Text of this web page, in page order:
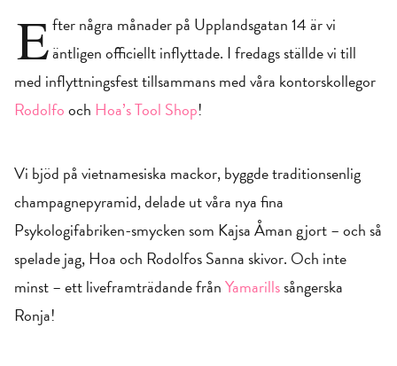
Efter några månader på Upplandsgatan 14 är vi
äntligen officiellt inflyttade. I fredags ställde vi till
med inflyttningsfest tillsammans med våra kontorskollegor
Rodolfooch Hoa’s Tool Shop!
Vi bjöd på vietnamesiska mackor, byggde traditionsenlig
champagnepyramid, delade ut våra nya fina
Psykologifabriken-smycken som Kajsa Åman gjort – och så
spelade jag, Hoa och Rodolfos Sanna skivor. Och inte
minst – ett liveframträdande frånYamarillssångerska
Ronja!